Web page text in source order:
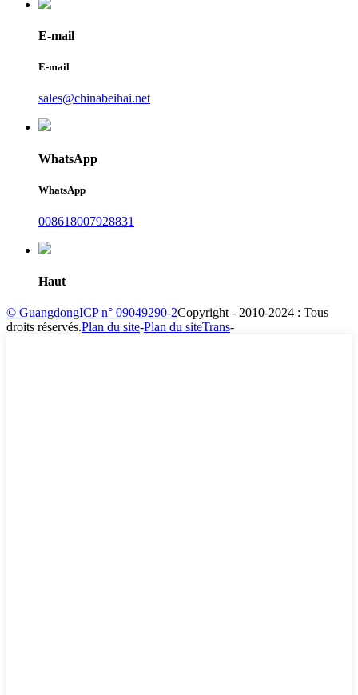
E-mail
E-mail
sales@chinabeihai.net
WhatsApp
WhatsApp
008618007928831
Haut
© GuangdongICP n° 09049290-2Copyright - 2010-2024 : Tous
droits réservés.Plan du site-Plan du siteTrans-